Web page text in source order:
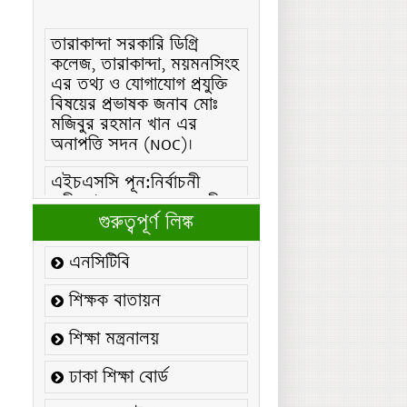
কলেজ, তারাকান্দা, ময়মনসিংহ
এর তথ্য ও যোগাযোগ প্রযুক্তি
বিষয়ের প্রভাষক জনাব মোঃ
মজিবুর রহমান খান এর
অনাপত্তি সদন (NOC)।
পরীক্ষা/২০২৬ এর সময়সূচীঃ
এইচএসসি (বিএমটি) ফরম
পূরণ/২০২৬ বিজ্ঞপ্তিঃ
বিজ্ঞপ্তিঃ
২১ ফেব্রুয়ারি/২০২৬ ইং
আন্তর্জাতিক মাতৃভাষা
গুরুত্বপূর্ণ লিঙ্ক
এনসিটিবি
শিক্ষক বাতায়ন
শিক্ষা মন্ত্রনালয়
ঢাকা শিক্ষা বোর্ড